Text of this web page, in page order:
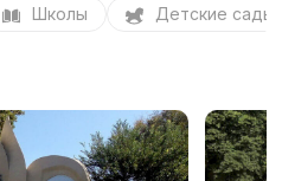
Школы Детские сады